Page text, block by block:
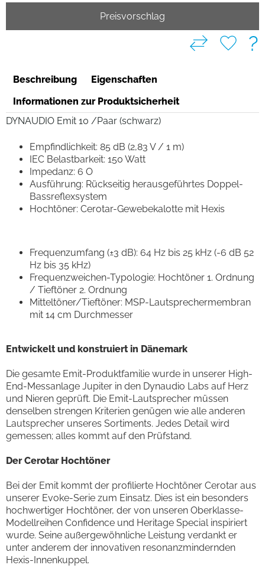
Preisvorschlag
?
Beschreibung
Eigenschaften
Informationen zur Produktsicherheit
DYNAUDIO Emit 10 /Paar (schwarz)
Empfindlichkeit: 85 dB (2,83 V / 1 m)
IEC Belastbarkeit: 150 Watt
Impedanz: 6 O
Ausführung: Rückseitig herausgeführtes Doppel-
Bassreflexsystem
Hochtöner: Cerotar-Gewebekalotte mit Hexis
Frequenzumfang (±3 dB): 64 Hz bis 25 kHz (-6 dB 52
Hz bis 35 kHz)
Frequenzweichen-Typologie: Hochtöner 1. Ordnung
/ Tieftöner 2. Ordnung
Mitteltöner/Tieftöner: MSP-Lautsprechermembran
mit 14 cm Durchmesser
Entwickelt und konstruiert in Dänemark
Die gesamte Emit-Produktfamilie wurde in unserer High-
End-Messanlage Jupiter in den Dynaudio Labs auf Herz
und Nieren geprüft. Die Emit-Lautsprecher müssen
denselben strengen Kriterien genügen wie alle anderen
Lautsprecher unseres Sortiments. Jedes Detail wird
gemessen; alles kommt auf den Prüfstand.
Der Cerotar Hochtöner
Bei der Emit kommt der profilierte Hochtöner Cerotar aus
unserer Evoke-Serie zum Einsatz. Dies ist ein besonders
hochwertiger Hochtöner, der von unseren Oberklasse-
Modellreihen Confidence und Heritage Special inspiriert
wurde. Seine außergewöhnliche Leistung verdankt er
unter anderem der innovativen resonanzmindernden
Hexis-Innenkuppel.